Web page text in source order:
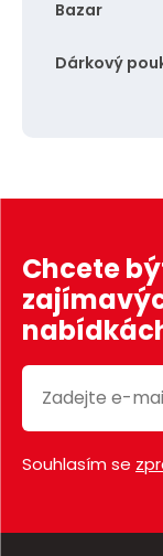
Bazar
Dárkový
Chcete
Souhlasím se